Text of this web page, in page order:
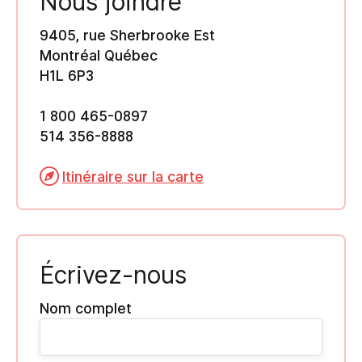
9405, rue Sherbrooke Est
Montréal Québec
H1L 6P3
1 800 465-0897
514 356-8888
Itinéraire sur la carte
Écrivez-nous
Nom complet